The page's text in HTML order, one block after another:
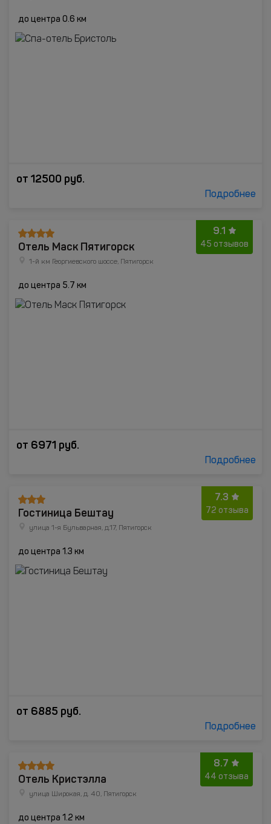
до центра 0.6 км
от 12500 руб.
Подробнее
9.1
45 отзывов
Отель Маск Пятигорск
1-й км Георгиевского шоссе, Пятигорск
до центра 5.7 км
от 6971 руб.
Подробнее
7.3
72 отзыва
Гостиница Бештау
улица 1-я Бульварная, д.17, Пятигорск
до центра 1.3 км
от 6885 руб.
Подробнее
8.7
44 отзыва
Отель Кристэлла
улица Широкая, д. 40, Пятигорск
до центра 1.2 км